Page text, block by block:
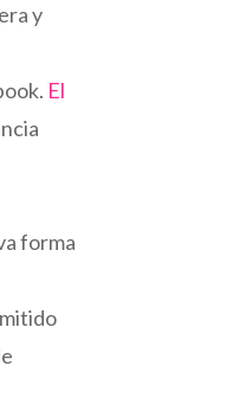
y
El
forma